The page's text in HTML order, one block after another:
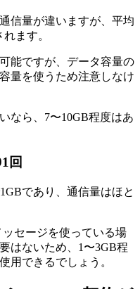
信量が違いますが、平均
ます。
能ですが、データ容量の
量を使うため注意しなけ
なら、7〜10GB程度はあ
回
であり、通信量はほと
セージを使っている場
はないため、1〜3GB程
用できるでしょう。